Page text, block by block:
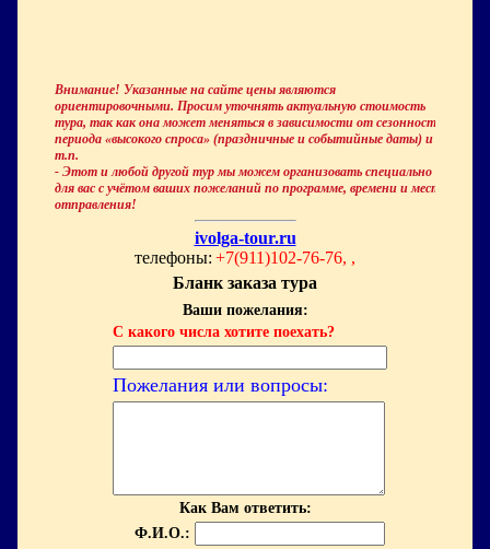
Внимание! Указанные на сайте цены являются
ориентировочными. Просим уточнять актуальную стоимость
тура, так как она может меняться в зависимости от сезонности,
периода «высокого спроса» (праздничные и событийные даты) и
т.п.
- Этот и любой другой тур мы можем организовать специально
для вас с учётом ваших пожеланий по программе, времени и месту
отправления!
ivolga-tour.ru
телефоны: +7(911)102-76-76, ,
Бланк заказа тура
Ваши пожелания:
С какого числа хотите поехать?
Пожелания или вопросы:
Как Вам ответить:
Ф.И.О.: